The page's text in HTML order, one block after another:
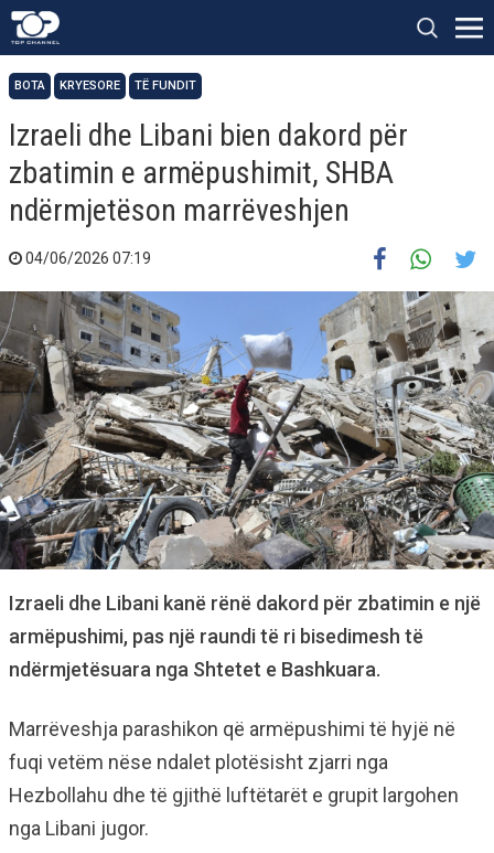
BOTA KRYESORE TË FUNDIT
Izraeli dhe Libani bien dakord për
zbatimin e armëpushimit, SHBA
ndërmjetëson marrëveshjen
04/06/2026 07:19
Izraeli dhe Libani kanë rënë dakord për zbatimin e një
armëpushimi, pas një raundi të ri bisedimesh të
ndërmjetësuara nga Shtetet e Bashkuara.
Marrëveshja parashikon që armëpushimi të hyjë në
fuqi vetëm nëse ndalet plotësisht zjarri nga
Hezbollahu dhe të gjithë luftëtarët e grupit largohen
nga Libani jugor.